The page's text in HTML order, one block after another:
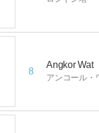
8
Angkor Wat
アンコール・